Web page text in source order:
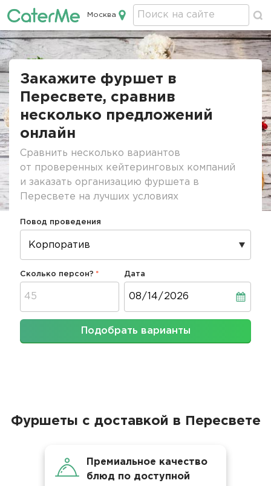
Кейтеринг в Москве
Москва
Строка
Закажите фуршет в
Пересвете, сравнив
несколько предложений
онлайн
Сравнить несколько вариантов
от проверенных кейтеринговых компаний
и заказать организацию фуршета в
Пересвете на лучших условиях
Повод проведения
Сколько персон? Дата
Подобрать варианты
Фуршеты с доставкой в Пересвете
Премиальное качество
блюд по доступной